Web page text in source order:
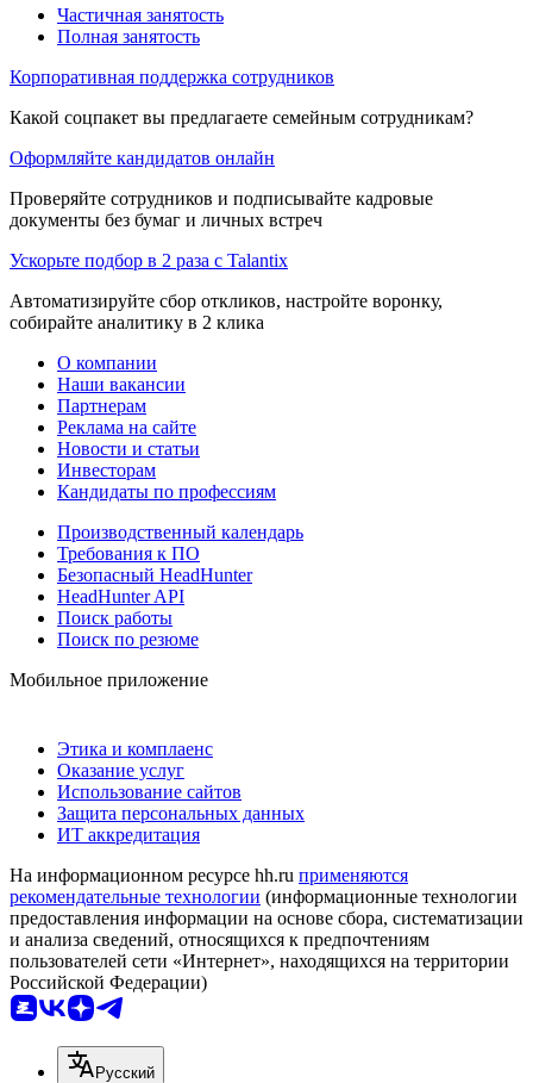
Частичная занятость
Полная занятость
Корпоративная поддержка сотрудников
Какой соцпакет вы предлагаете семейным сотрудникам?
Оформляйте кандидатов онлайн
Проверяйте сотрудников и подписывайте кадровые
документы без бумаг и личных встреч
Ускорьте подбор в 2 раза с Talantix
Автоматизируйте сбор откликов, настройте воронку,
собирайте аналитику в 2 клика
О компании
Наши вакансии
Партнерам
Реклама на сайте
Новости и статьи
Инвесторам
Кандидаты по профессиям
Производственный календарь
Требования к ПО
Безопасный HeadHunter
HeadHunter API
Поиск работы
Поиск по резюме
Мобильное приложение
Этика и комплаенс
Оказание услуг
Использование сайтов
Защита персональных данных
ИТ аккредитация
На информационном ресурсе hh.ru применяются
рекомендательные технологии (информационные технологии
предоставления информации на основе сбора, систематизации
и анализа сведений, относящихся к предпочтениям
пользователей сети «Интернет», находящихся на территории
Российской Федерации)
Русский